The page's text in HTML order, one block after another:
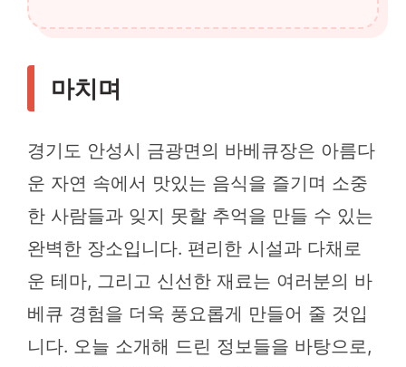
마치며
경기도 안성시 금광면의 바베큐장은 아름다
운 자연 속에서 맛있는 음식을 즐기며 소중
한 사람들과 잊지 못할 추억을 만들 수 있는
완벽한 장소입니다. 편리한 시설과 다채로
운 테마, 그리고 신선한 재료는 여러분의 바
베큐 경험을 더욱 풍요롭게 만들어 줄 것입
니다. 오늘 소개해 드린 정보들을 바탕으로,